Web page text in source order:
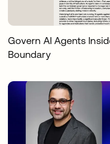
Govern AI Agents
Boundary